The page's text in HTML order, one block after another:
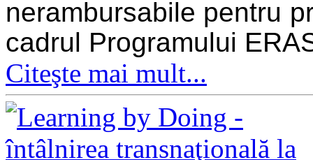
nerambursabile pentru
cadrul Programului
Citeşte mai mult...